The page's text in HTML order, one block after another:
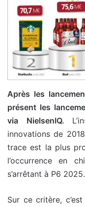
Après les
présent les
via NielsenIQ.
innovations de
trace est la plus
l’occurrence en
s’arrêtant à P6 2025.
Sur ce critère,